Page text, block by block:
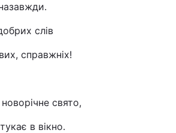
слів
справжніх!
свято,
в вікно.